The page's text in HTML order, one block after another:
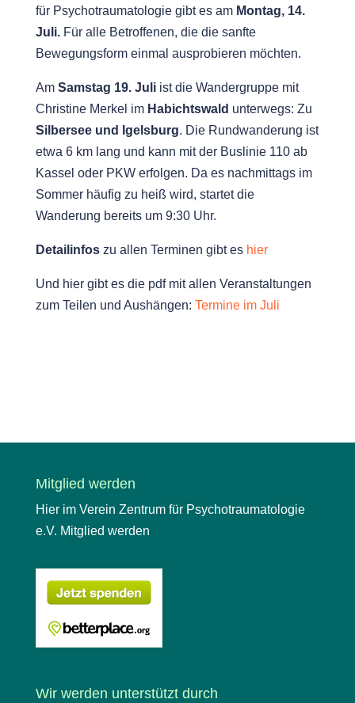
für Psychotraumatologie gibt es am Montag, 14.
Juli. Für alle Betroffenen, die die sanfte
Bewegungsform einmal ausprobieren möchten.
Am Samstag 19. Juli ist die Wandergruppe mit
Christine Merkel im Habichtswald unterwegs: Zu
Silbersee und Igelsburg. Die Rundwanderung ist
etwa 6 km lang und kann mit der Buslinie 110 ab
Kassel oder PKW erfolgen. Da es nachmittags im
Sommer häufig zu heiß wird, startet die
Wanderung bereits um 9:30 Uhr.
Detailinfoszu allen Terminen gibt es hier
Und hier gibt es die pdf mit allen Veranstaltungen
zum Teilen und Aushängen: Termine im Juli
Mitglied werden
Hier im Verein Zentrum für Psychotraumatologie
e.V. Mitglied werden
Wir werden unterstützt durch